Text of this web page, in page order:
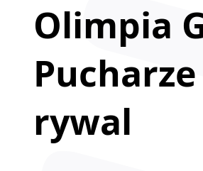
Olimpia
rywal